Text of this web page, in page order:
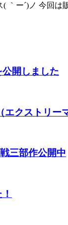
( ｀ー´)ノ 今回
公開しました
クストリー
三部作公開中